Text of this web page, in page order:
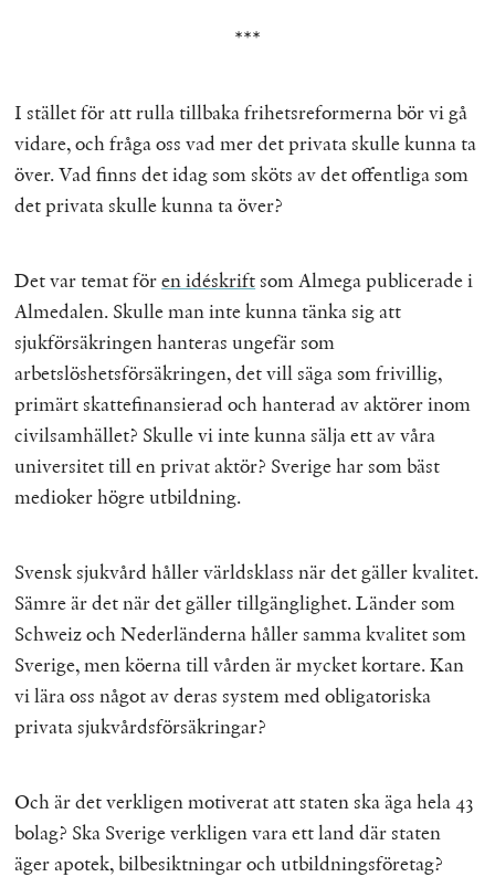
***
I stället för att rulla tillbaka frihetsreformerna bör vi gå
vidare, och fråga oss vad mer det privata skulle kunna ta
över. Vad finns det idag som sköts av det offentliga som
det privata skulle kunna ta över?
Det var temat fören idéskrift som Almega publicerade i
Almedalen. Skulle man inte kunna tänka sig att
sjukförsäkringen hanteras ungefär som
arbetslöshetsförsäkringen, det vill säga som frivillig,
primärt skattefinansierad och hanterad av aktörer inom
civilsamhället? Skulle vi inte kunna sälja ett av våra
universitet till en privat aktör? Sverige har som bäst
medioker högre utbildning.
Svensk sjukvård håller världsklass när det gäller kvalitet.
Sämre är det när det gäller tillgänglighet. Länder som
Schweiz och Nederländerna håller samma kvalitet som
Sverige, men köerna till vården är mycket kortare. Kan
vi lära oss något av deras system med obligatoriska
privata sjukvårdsförsäkringar?
Och är det verkligen motiverat att staten ska äga hela 43
bolag? Ska Sverige verkligen vara ett land där staten
äger apotek, bilbesiktningar och utbildningsföretag?